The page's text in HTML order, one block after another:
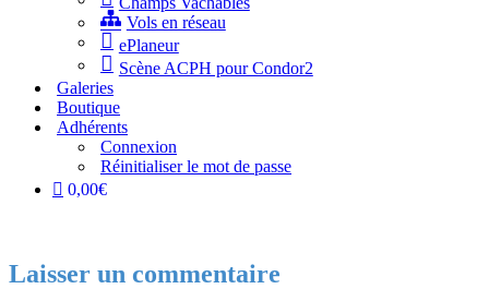
Vols en réseau
ePlaneur
Scène ACPH pour Condor2
Galeries
Boutique
Adhérents
Connexion
Réinitialiser le mot de passe
0,00€
Laisser un commentaire